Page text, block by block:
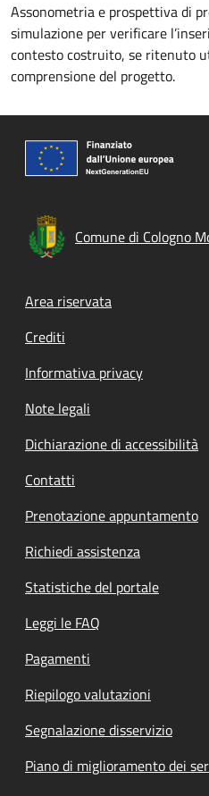
Assonometria e prospettiva di
simulazione per verificare
contesto costruito, se ritenuto
comprensione del progetto.
Comune di Cologno
Footer menu
Area riservata
Crediti
Informativa privacy
Note legali
Dichiarazione di accessibilità
Contatti
Prenotazione appuntamento
Richiedi assistenza
Statistiche del portale
Leggi le FAQ
Pagamenti
Riepilogo valutazioni
Segnalazione disservizio
Piano di miglioramento dei